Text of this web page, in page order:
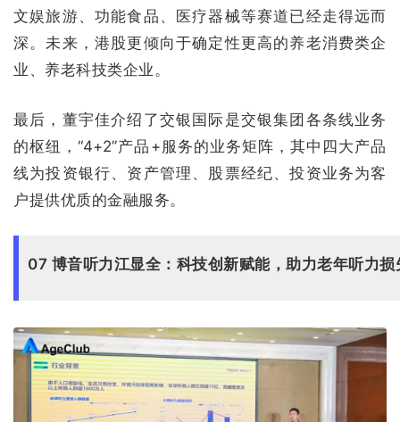
文娱旅游、功能食品、医疗器械等赛道已经走得远而
深。未来，港股更倾向于确定性更高的养老消费类企
业、养老科技类企业。
最后，董宇佳介绍了交银国际是交银集团各条线业务
的枢纽，“4+2”产品+服务的业务矩阵，其中四大产品
线为投资银行、资产管理、股票经纪、投资业务为客
户提供优质的金融服务。
07 博音听力江显全：科技创新赋能，助力老年听力损